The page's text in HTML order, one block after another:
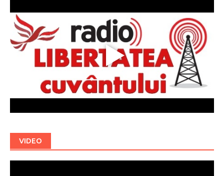
VIDEO